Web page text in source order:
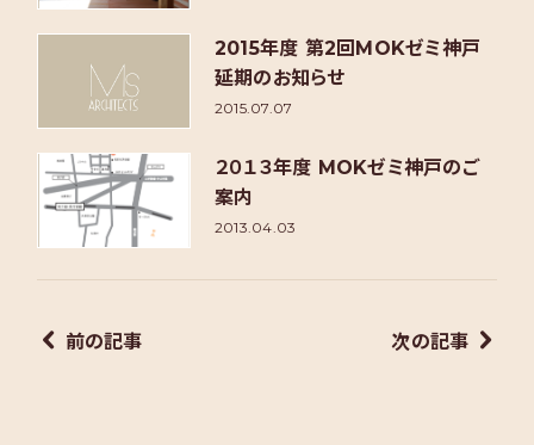
2015年度 第2回MOKゼミ神戸
延期のお知らせ
2015.07.07
２０１３年度 MOKゼミ神戸のご
案内
2013.04.03
前の記事 次の記事